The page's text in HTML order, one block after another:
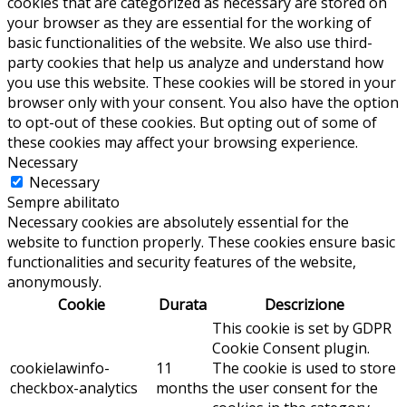
your browser as they are essential for the working of
basic functionalities of the website. We also use third-
party cookies that help us analyze and understand how
you use this website. These cookies will be stored in your
browser only with your consent. You also have the option
to opt-out of these cookies. But opting out of some of
these cookies may affect your browsing experience.
Necessary
Necessary
Sempre abilitato
Necessary cookies are absolutely essential for the
website to function properly. These cookies ensure basic
functionalities and security features of the website,
anonymously.
Cookie
Durata Descrizione
cookielawinfo-
checkbox-analytics
11
months
This cookie is set by GDPR
Cookie Consent plugin.
The cookie is used to store
the user consent for the